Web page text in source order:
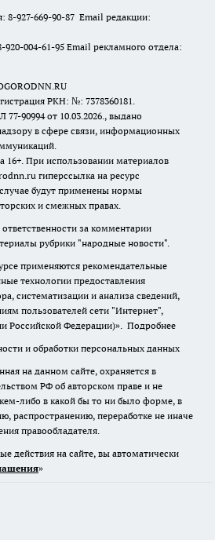
8-927-669-90-87 Email редакции:
004-61-95 Email рекламного отдела:
РКН: №: 7378360181.
90994 от 10.03.2026., выдано
в сфере связи, информационных
16+. При использовании материалов
гиперссылка на ресурс
будут применены нормы
и смежных правах.
за комментарии
рубрики "народные новости".
применяются рекомендательные
технологии предоставления
систематизации и анализа сведений,
пользователей сети "Интернет",
Российской Федерации)». Подробнее
и обработки персональных данных
на данном сайте, охраняется в
РФ об авторском праве и не
либо в какой бы то ни было форме, в
распространению, переработке не иначе
правообладателя.
действия на сайте, вы автоматически
»